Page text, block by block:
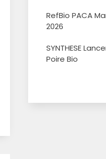
RefBio PACA
2026
SYNTHESE
Poire Bio